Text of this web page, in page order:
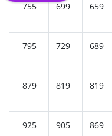
755 699 659
795 729 689
879 819 819
925 905 869